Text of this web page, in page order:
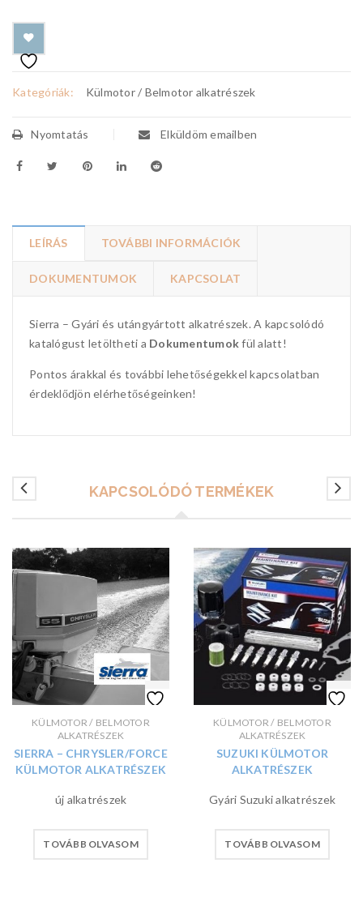
Kategóriák: Külmotor / Belmotor alkatrészek
Nyomtatás Elküldöm emailben
LEÍRÁS TOVÁBBI INFORMÁCIÓK
DOKUMENTUMOK KAPCSOLAT
Sierra – Gyári és utángyártott alkatrészek. A kapcsolódó
katalógust letöltheti a Dokumentumokfül alatt!
Pontos árakkal és további lehetőségekkel kapcsolatban
érdeklődjön elérhetőségeinken!
KAPCSOLÓDÓ TERMÉKEK
KÜLMOTOR / BELMOTOR
ALKATRÉSZEK
SIERRA – CHRYSLER/FORCE
KÜLMOTOR ALKATRÉSZEK
új alkatrészek
TOVÁBB OLVASOM
KÜLMOTOR / BELMOTOR
ALKATRÉSZEK
SUZUKI KÜLMOTOR
ALKATRÉSZEK
Gyári Suzuki alkatrészek
TOVÁBB OLVASOM